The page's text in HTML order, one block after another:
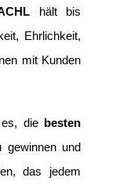
hält bis
Ehrlichkeit,
mit Kunden
es, die
besten
gewinnen und
das jedem